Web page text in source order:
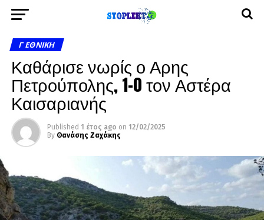
Γ ΕΘΝΙΚΉ
Καθάρισε νωρίς ο Αρης
Πετρούπολης, 1-0 τον Αστέρα
Καισαριανής
Published 1 έτος ago on 12/02/2025
By Θανάσης Ζαχάκης